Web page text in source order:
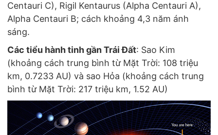
Centauri C), Rigil Kentaurus (Alpha Centauri A),
Alpha Centauri B; cách khoảng 4,3 năm ánh
sáng.
Các tiểu hành tinh gần Trái Đất: Sao Kim
(khoảng cách trung bình từ Mặt Trời: 108 triệu
km, 0.7233 AU) và sao Hỏa (khoảng cách trung
bình từ Mặt Trời: 217 triệu km, 1.52 AU)